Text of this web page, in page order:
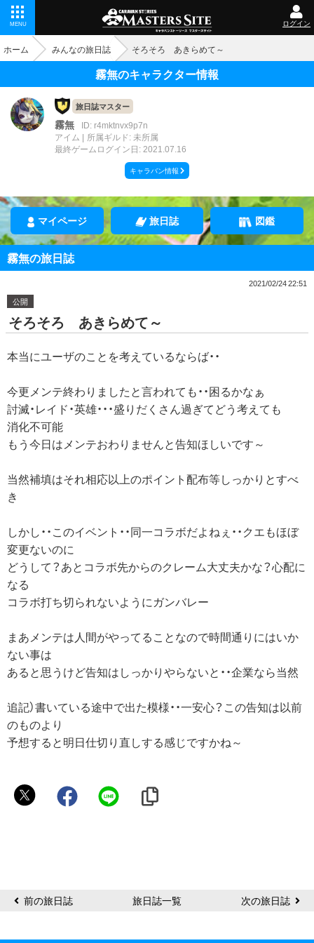
MENU ログイン
ホーム みんなの旅日誌 そろそろ あきらめて～
霧無のキャラクター情報
旅日誌マスター
霧無
ID: r4mktnvx9p7n
アイム
所属ギルド: 未所属
最終ゲームログイン日: 2021.07.16
キャラバン情報
マイページ 旅日誌 図鑑
霧無の旅日誌
2021/02/24 22:51
公開
そろそろ あきらめて～
本当にユーザのことを考えているならば・・
今更メンテ終わりましたと言われても・・困るかなぁ
討滅・レイド・英雄・・・盛りだくさん過ぎてどう考えても
消化不可能
もう今日はメンテおわりませんと告知ほしいです～
当然補填はそれ相応以上のポイント配布等しっかりとすべ
き
しかし・・このイベント・・同一コラボだよねぇ・・クエもほぼ
変更ないのに
どうして？あとコラボ先からのクレーム大丈夫かな？心配に
なる
コラボ打ち切られないようにガンバレー
まあメンテは人間がやってることなので時間通りにはいか
ない事は
あると思うけど告知はしっかりやらないと・・企業なら当然
追記）書いている途中で出た模様・・一安心？この告知は以前
のものより
予想すると明日仕切り直しする感じですかね～
霧
前の旅日誌 旅日誌一覧 次の旅日誌